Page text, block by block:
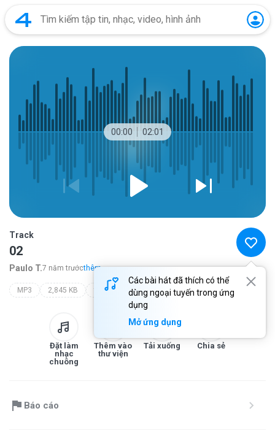
00:00 02:01
Các bài hát đã thích có thể
dùng ngoại tuyến trong ứng
dụng
Mở ứng dụng
Track
02
Paulo T.7 năm trướcthêm...
MP3 2,845 KB track
Đặt làm
nhạc
chuông
Thêm vào
thư viện
Tải xuống Chia sẻ
Báo cáo